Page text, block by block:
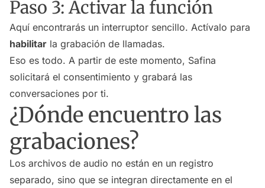
Paso 3: Activar la función
Aquí encontrarás un interruptor sencillo. Actívalo para
habilitar la grabación de llamadas.
Eso es todo. A partir de este momento, Safina
solicitará el consentimiento y grabará las
conversaciones por ti.
¿Dónde encuentro las
grabaciones?
Los archivos de audio no están en un registro
separado, sino que se integran directamente en el